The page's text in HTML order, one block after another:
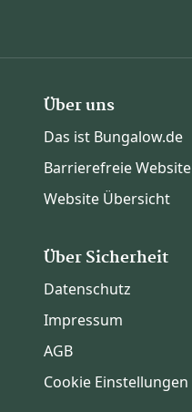
Über uns
Das ist Bungalow.de
Barrierefreie Website
Website Übersicht
Über Sicherheit
Datenschutz
Impressum
AGB
Cookie Einstellungen